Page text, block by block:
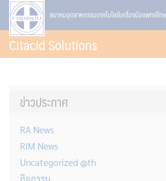
Skip
content
สมาคมอุตสาหกรรมเทคโนโลยีเครื่องมือแพทย์ไทย
Citacid Solutions
ข่าวประกาศ
RA News
RIM News
Uncategorized @th
กิจกรรม